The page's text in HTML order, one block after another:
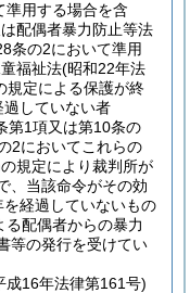
準用する場合を含
配偶者暴力防止等法
条の2において準用
福祉法(昭和22年法
規定による保護が終
していない者
第1項又は第10条の
2においてこれらの
の規定により裁判所が
、当該命令がその効
経過していないもの
配偶者からの暴力
等の発行を受けてい
成16年法律第161号)